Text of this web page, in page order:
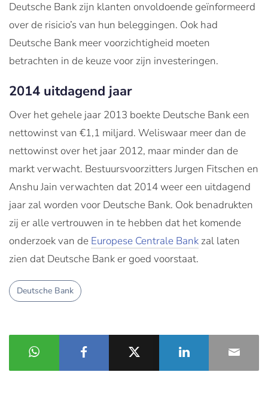
Deutsche Bank zijn klanten onvoldoende geïnformeerd
over de risicio’s van hun beleggingen. Ook had
Deutsche Bank meer voorzichtigheid moeten
betrachten in de keuze voor zijn investeringen.
2014 uitdagend jaar
Over het gehele jaar 2013 boekte Deutsche Bank een
nettowinst van €1,1 miljard. Weliswaar meer dan de
nettowinst over het jaar 2012, maar minder dan de
markt verwacht. Bestuursvoorzitters Jurgen Fitschen en
Anshu Jain verwachten dat 2014 weer een uitdagend
jaar zal worden voor Deutsche Bank. Ook benadrukten
zij er alle vertrouwen in te hebben dat het komende
onderzoek van de Europese Centrale Bank zal laten
zien dat Deutsche Bank er goed voorstaat.
Deutsche Bank